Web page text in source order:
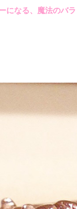
になる、魔法のバラ